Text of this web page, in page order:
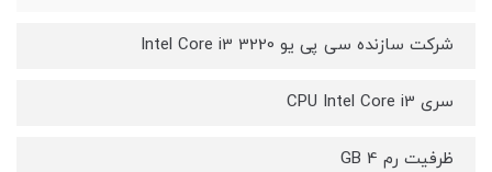
شرکت سازنده سی پی یو Intel Core i3 3220
سری CPU Intel Core i3
ظرفیت رم 4 GB